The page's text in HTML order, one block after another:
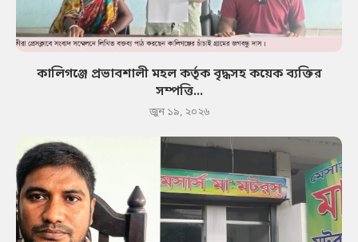
কালিগঞ্জে প্রভাবশালী মহল কর্তৃক বৃদ্ধসহ কয়েক ব্যক্তির
সম্পত্তি...
জুন ১৯, ২০২৬